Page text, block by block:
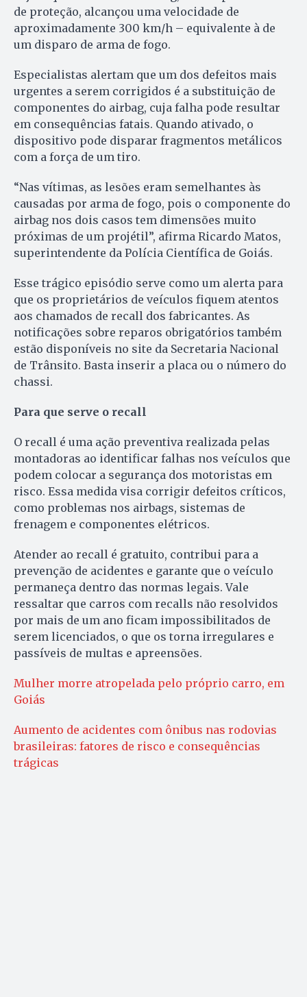
de proteção, alcançou uma velocidade de
aproximadamente 300 km/h – equivalente à de
um disparo de arma de fogo.
Especialistas alertam que um dos defeitos mais
urgentes a serem corrigidos é a substituição de
componentes do airbag, cuja falha pode resultar
em consequências fatais. Quando ativado, o
dispositivo pode disparar fragmentos metálicos
com a força de um tiro.
“Nas vítimas, as lesões eram semelhantes às
causadas por arma de fogo, pois o componente do
airbag nos dois casos tem dimensões muito
próximas de um projétil”, afirma Ricardo Matos,
superintendente da Polícia Científica de Goiás.
Esse trágico episódio serve como um alerta para
que os proprietários de veículos fiquem atentos
aos chamados de recall dos fabricantes. As
notificações sobre reparos obrigatórios também
estão disponíveis no site da Secretaria Nacional
de Trânsito. Basta inserir a placa ou o número do
chassi.
Para que serve o recall
O recall é uma ação preventiva realizada pelas
montadoras ao identificar falhas nos veículos que
podem colocar a segurança dos motoristas em
risco. Essa medida visa corrigir defeitos críticos,
como problemas nos airbags, sistemas de
frenagem e componentes elétricos.
Atender ao recall é gratuito, contribui para a
prevenção de acidentes e garante que o veículo
permaneça dentro das normas legais. Vale
ressaltar que carros com recalls não resolvidos
por mais de um ano ficam impossibilitados de
serem licenciados, o que os torna irregulares e
passíveis de multas e apreensões.
Mulher morre atropelada pelo próprio carro, em
Goiás
Aumento de acidentes com ônibus nas rodovias
brasileiras: fatores de risco e consequências
trágicas